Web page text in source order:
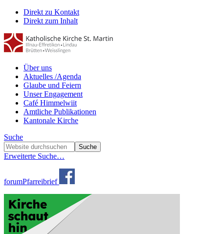
Direkt zu Kontakt
Direkt zum Inhalt
Über uns
Aktuelles /Agenda
Glaube und Feiern
Unser Engagement
Café Himmelwiit
Amtliche Publikationen
Kantonale Kirche
Suche
Erweiterte Suche…
forumPfarreibrief